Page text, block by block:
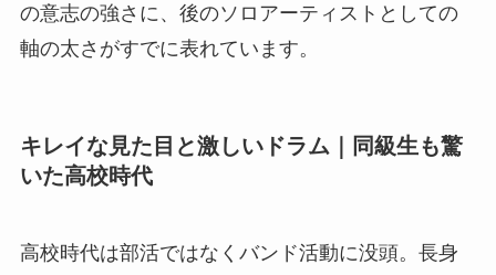
の意志の強さに、後のソロアーティストとしての
軸の太さがすでに表れています。
キレイな見た目と激しいドラム｜同級生も驚
いた高校時代
高校時代は部活ではなくバンド活動に没頭。長身